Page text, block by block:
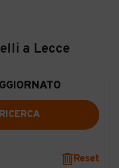
a Lecce
Reset